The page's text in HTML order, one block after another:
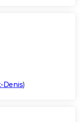
Denis)